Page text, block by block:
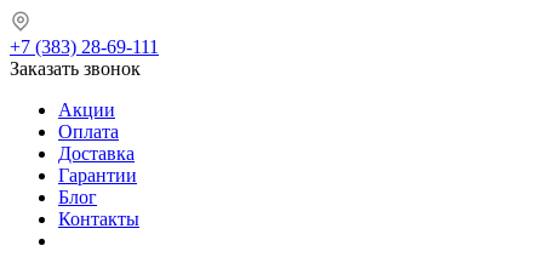
+7 (383) 28-69-111
Заказать звонок
Акции
Оплата
Доставка
Гарантии
Блог
Контакты